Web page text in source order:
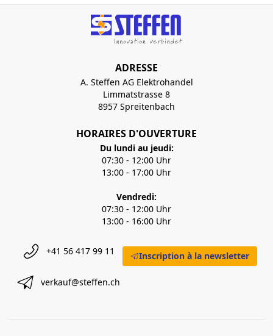
ADRESSE
A. Steffen AG Elektrohandel
Limmatstrasse 8
8957 Spreitenbach
HORAIRES D'OUVERTURE
Du lundi au jeudi:
07:30 - 12:00 Uhr
13:00 - 17:00 Uhr
Vendredi:
07:30 - 12:00 Uhr
13:00 - 16:00 Uhr
+41 56 417 99 11
verkauf@steffen.ch
Inscription à la newsletter